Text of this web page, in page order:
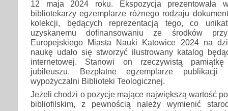
12 maja 2024 roku. Ekspozycja prezentowała
bibliotekarzy egzemplarze różnego rodzaju
kolekcji, będących reprezentacją tego, co
uzyskanemu dofinansowaniu ze środków
Europejskiego Miasta Nauki Katowice 2024 na
naukę udało się stworzyć ilustrowany katalog
internetowej. Stanowi on rzeczywistą
jubileuszu. Bezpłatne egzemplarze
wypożyczalni Biblioteki Teologicznej.
Jeżeli chodzi o pozycje mające największą wartość
bibliofilskim, z pewnością należy wymienić